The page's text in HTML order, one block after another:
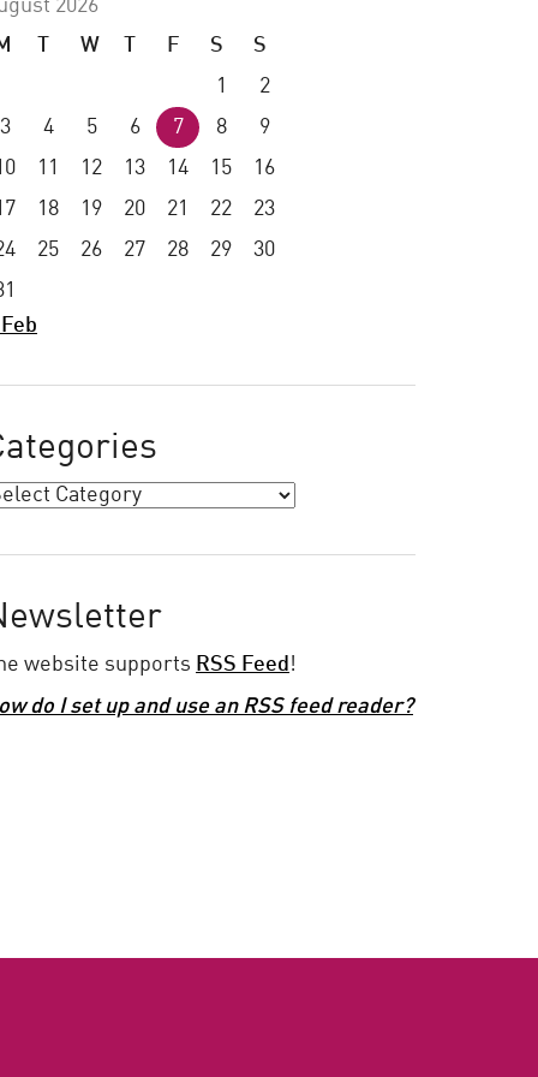
2026
W F S
S
1
2
3
4 5 6 7 8
9
11 12 13 14 15
16
18 19 20 21 22
23
25 26 27 28 29
30
website supports RSS Feed !
do I set up and use an RSS feed reader?